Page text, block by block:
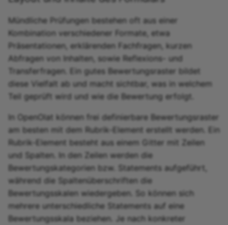
Mündliche Prüfungen bestehen oft aus einer
Kombination verschiedener Formate, etwa
Präsentationen, erklärenden Fachfragen, kurzen
Abfragen von Inhalten, sowie Reflexions- und
Transferfragen. Ein gutes Bewertungsraster bildet
diese Vielfalt ab und macht sichtbar, was in welchem
Teil geprüft wird und wie die Bewertung erfolgt.
In OpenOlat können frei definierbare Bewertungsraster
am besten mit dem Rubrik-Element erstellt werden. Ein
Rubrik-Element besteht aus einem Gitter mit Zeilen
und Spalten. In den Zeilen werden die
Bewertungskategorien bzw. Statements aufgeführt,
während die Spaltenüberschriften die
Bewertungsskalen wiedergeben. So können sich
mehrere unterschiedliche Statements auf eine
Bewertungsskala beziehen. Je nach konkreter